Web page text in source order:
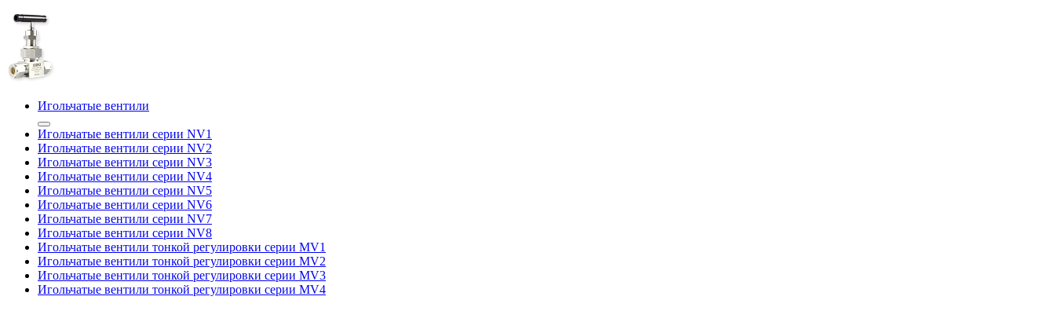
Игольчатые вентили
Игольчатые вентили серии NV1
Игольчатые вентили серии NV2
Игольчатые вентили серии NV3
Игольчатые вентили серии NV4
Игольчатые вентили серии NV5
Игольчатые вентили серии NV6
Игольчатые вентили серии NV7
Игольчатые вентили серии NV8
Игольчатые вентили тонкой регулировки серии MV1
Игольчатые вентили тонкой регулировки серии MV2
Игольчатые вентили тонкой регулировки серии MV3
Игольчатые вентили тонкой регулировки серии MV4